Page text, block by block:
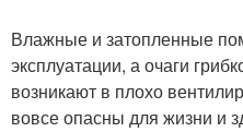
Влажные и затопленные
эксплуатации, а очаги
возникают в плохо
вовсе опасны для жизни и